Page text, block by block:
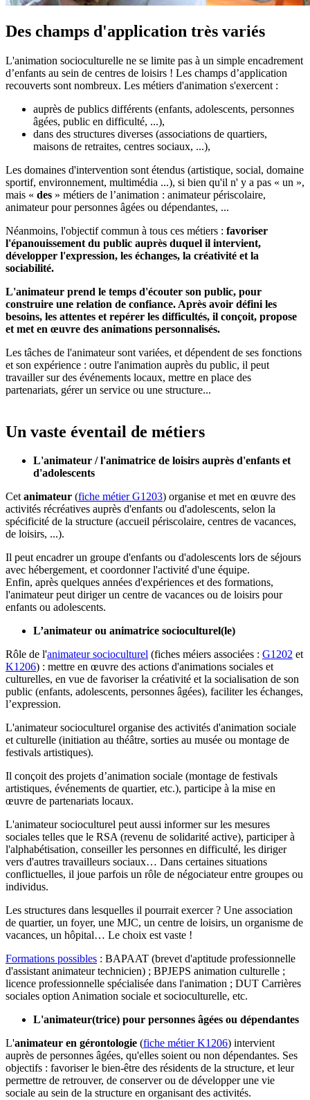
Des champs d'application très variés
L'animation socioculturelle ne se limite pas à un simple encadrement
d’enfants au sein de centres de loisirs ! Les champs d’application
recouverts sont nombreux. Les métiers d'animation s'exercent :
auprès de publics différents (enfants, adolescents, personnes
âgées, public en difficulté, ...),
dans des structures diverses (associations de quartiers,
maisons de retraites, centres sociaux, ...),
Les domaines d'intervention sont étendus (artistique, social, domaine
sportif, environnement, multimédia ...), si bien qu'il n' y a pas « un »,
mais « des » métiers de l’animation : animateur périscolaire,
animateur pour personnes âgées ou dépendantes, ...
Néanmoins, l'objectif commun à tous ces métiers : favoriser
l'épanouissement du public auprès duquel il intervient,
développer l'expression, les échanges, la créativité et la
sociabilité.
L'animateur prend le temps d'écouter son public, pour
construire une relation de confiance. Après avoir défini les
besoins, les attentes et repérer les difficultés, il conçoit, propose
et met en œuvre des animations personnalisés.
Les tâches de l'animateur sont variées, et dépendent de ses fonctions
et son expérience : outre l'animation auprès du public, il peut
travailler sur des événements locaux, mettre en place des
partenariats, gérer un service ou une structure...
Un vaste éventail de métiers
L'animateur / l'animatrice de loisirs auprès d'enfants et
d'adolescents
Cetanimateur (fiche métier G1203) organise et met en œuvre des
activités récréatives auprès d'enfants ou d'adolescents, selon la
spécificité de la structure (accueil périscolaire, centres de vacances,
de loisirs, ...).
Il peut encadrer un groupe d'enfants ou d'adolescents lors de séjours
avec hébergement, et coordonner l'activité d'une équipe.
Enfin, après quelques années d'expériences et des formations,
l'animateur peut diriger un centre de vacances ou de loisirs pour
enfants ou adolescents.
L’animateur ou animatrice socioculturel(le)
Rôle de l'animateur socioculturel (fiches méiers associées : G1202 et
K1206) : mettre en œuvre des actions d'animations sociales et
culturelles, en vue de favoriser la créativité et la socialisation de son
public (enfants, adolescents, personnes âgées), faciliter les échanges,
l’expression.
L'animateur socioculturel organise des activités d'animation sociale
et culturelle (initiation au théâtre, sorties au musée ou montage de
festivals artistiques).
Il conçoit des projets d’animation sociale (montage de festivals
artistiques, événements de quartier, etc.), participe à la mise en
œuvre de partenariats locaux.
L'animateur socioculturel peut aussi informer sur les mesures
sociales telles que le RSA (revenu de solidarité active), participer à
l'alphabétisation, conseiller les personnes en difficulté, les diriger
vers d'autres travailleurs sociaux… Dans certaines situations
conflictuelles, il joue parfois un rôle de négociateur entre groupes ou
individus.
Les structures dans lesquelles il pourrait exercer ? Une association
de quartier, un foyer, une MJC, un centre de loisirs, un organisme de
vacances, un hôpital… Le choix est vaste !
Formations possibles : BAPAAT (brevet d'aptitude professionnelle
d'assistant animateur technicien) ; BPJEPS animation culturelle ;
licence professionnelle spécialisée dans l'animation ; DUT Carrières
sociales option Animation sociale et socioculturelle, etc.
L'animateur(trice) pour personnes âgées ou dépendantes
L'animateur en gérontologie (fiche métier K1206) intervient
auprès de personnes âgées, qu'elles soient ou non dépendantes. Ses
objectifs : favoriser le bien-être des résidents de la structure, et leur
permettre de retrouver, de conserver ou de développer une vie
sociale au sein de la structure en organisant des activités.